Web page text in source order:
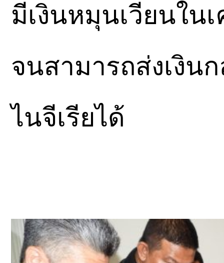
มีเงินหมุนเวียนใน
จนสามารถส่งเงิน
ไนจีเรียได้